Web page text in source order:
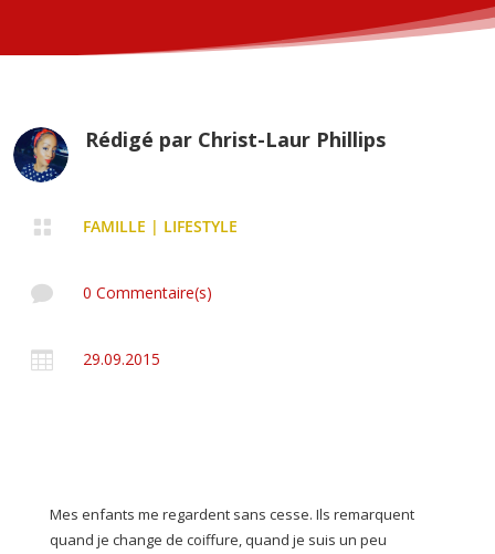
Rédigé par Christ-Laur Phillips
 FAMILLE | LIFESTYLE
 0 Commentaire(s)
 29.09.2015
Mes enfants me regardent sans cesse. Ils remarquent
quand je change de coiffure, quand je suis un peu